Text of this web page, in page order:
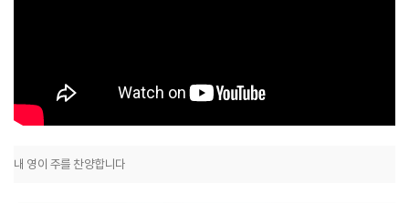
내 영이 주를 찬양합니다